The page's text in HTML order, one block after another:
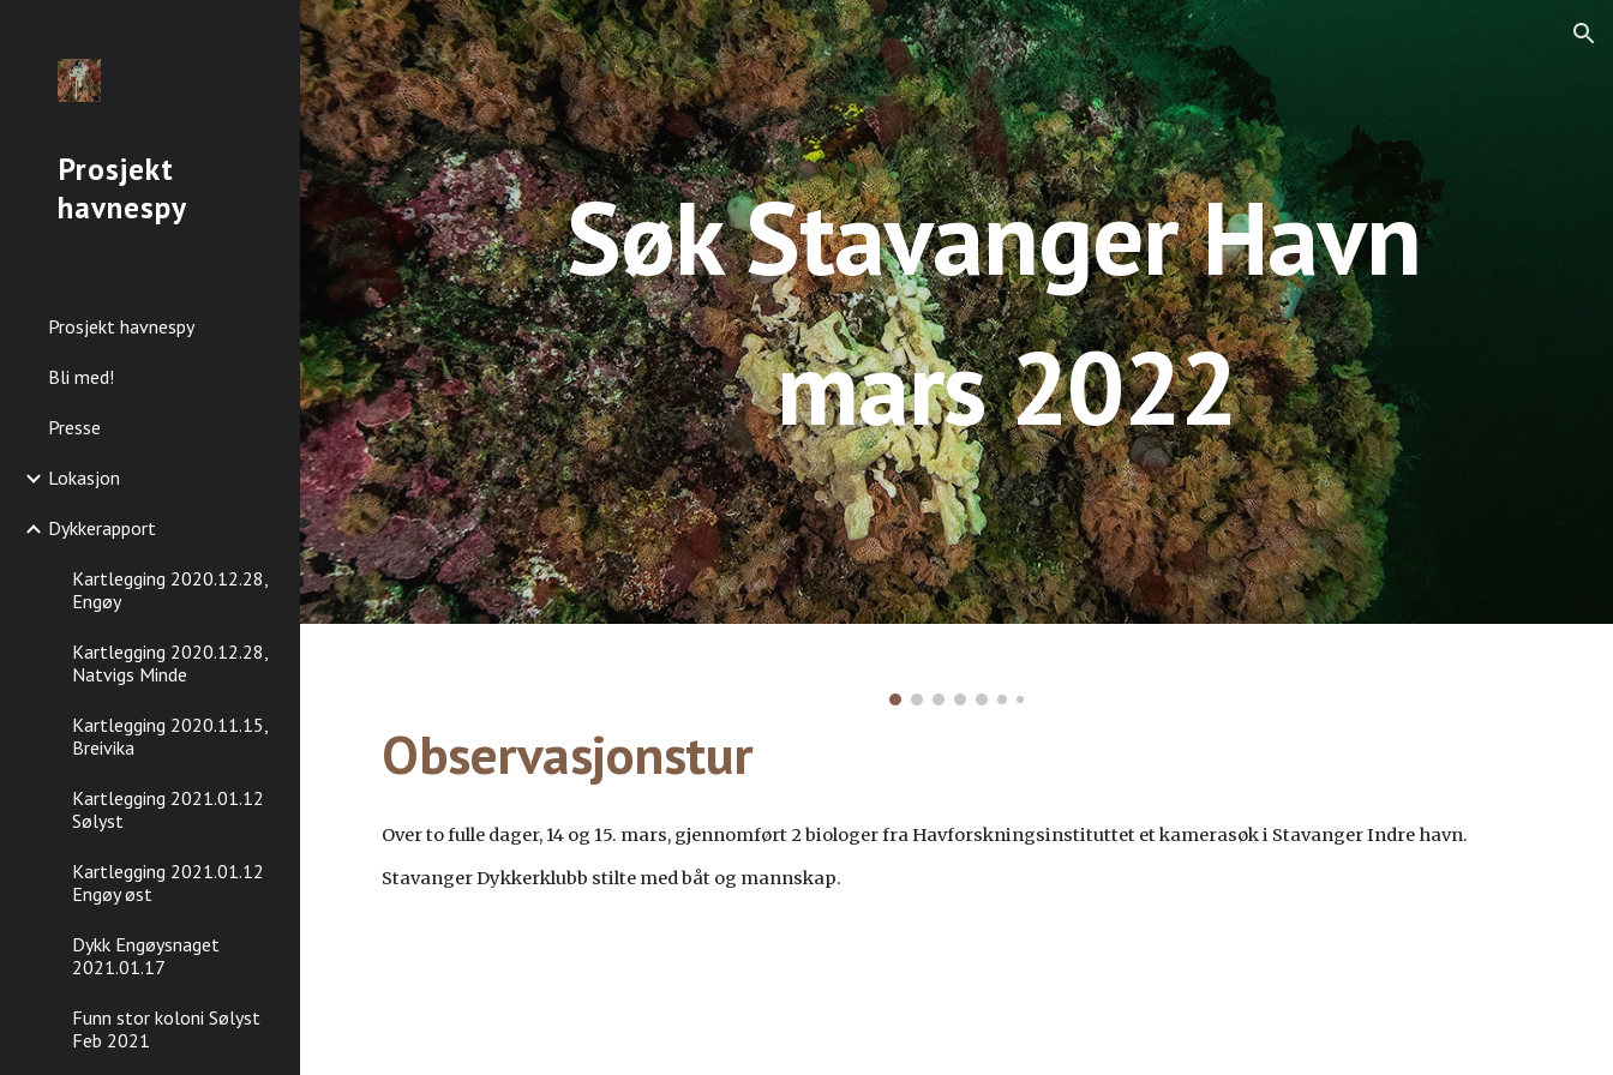
Skip to main content Skip to navigation
Prosjekt
havnespy
Prosjekt havnespy
Bli med!
Presse
Lokasjon
Dykkerapport
Kartlegging 2020.12.28,
Engøy
Kartlegging 2020.12.28,
Natvigs Minde
Kartlegging 2020.11.15,
Breivika
Kartlegging 2021.01.12
Sølyst
Kartlegging 2021.01.12
Engøy øst
Dykk Engøysnaget
2021.01.17
Funn stor koloni Sølyst
Feb 2021
Søk Stavanger Havn
mars 2022
Observasjonstur
Over to fulle dager, 14 og 15. mars, gjennomført 2 biologer fra Havforskningsinstituttet et kamerasøk i Stavanger Indre havn.
Stavanger Dykkerklubb stilte med båt og mannskap.